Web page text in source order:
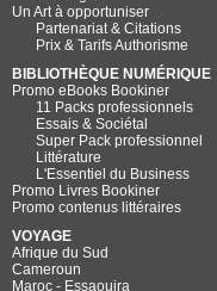
Un Art à opportuniser
Partenariat & Citations
Prix & Tarifs Authorisme
BIBLIOTHÈQUE NUMÉRIQUE
Promo eBooks Bookiner
11 Packs professionnels
Essais & Sociétal
Super Pack professionnel
Littérature
L'Essentiel du Business
Promo Livres Bookiner
Promo contenus littéraires
VOYAGE
Afrique du Sud
Cameroun
Maroc - Essaouira